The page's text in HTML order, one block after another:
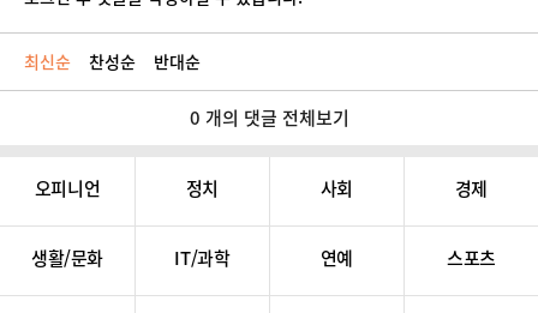
최신순 찬성순 반대순
0 개의 댓글 전체보기
오피니언 정치 사회 경제
생활/문화 IT/과학 연예 스포츠